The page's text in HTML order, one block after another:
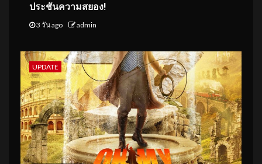
ประชันความสยอง!
3 วัน ago admin
UPDATE